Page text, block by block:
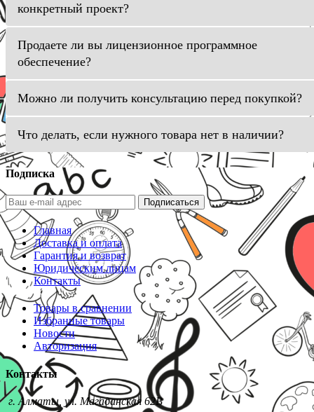
конкретный проект?
Продаете ли вы лицензионное программное
обеспечение?
Можно ли получить консультацию перед покупкой?
Что делать, если нужного товара нет в наличии?
Подписка
Подписаться
Главная
Доставка и оплата
Гарантия и возврат
Юридическим лицам
Контакты
Товары в сравнении
Избранные товары
Новости
Авторизация
Контакты
г. Алматы, ул. Магаданская 62В